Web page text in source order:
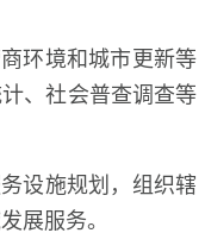
环境和城市更新等
、社会普查调查等
设施规划，组织辖
展服务。